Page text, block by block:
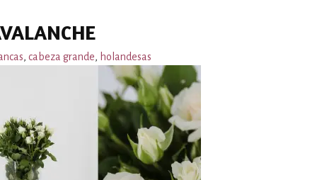
, cabeza grande, holandesas